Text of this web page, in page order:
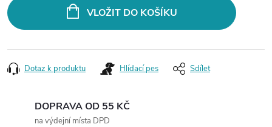
VLOŽIT DO KOŠÍKU
Dotaz k produktu Hlídací pes Sdílet
DOPRAVA OD 55 KČ
na výdejní místa DPD